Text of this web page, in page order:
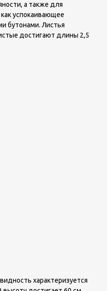
а также для
успокаивающее
бутонами. Листья
достигают длины 2,5
характеризуется